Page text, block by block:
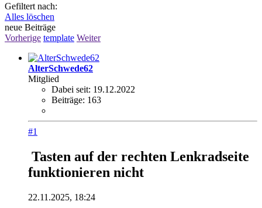
Gefiltert nach:
Alles löschen
neue Beiträge
Vorherige template Weiter
AlterSchwede62
Mitglied
Dabei seit: 19.12.2022
Beiträge: 163
#1
Tasten auf der rechten Lenkradseite
funktionieren nicht
22.11.2025, 18:24